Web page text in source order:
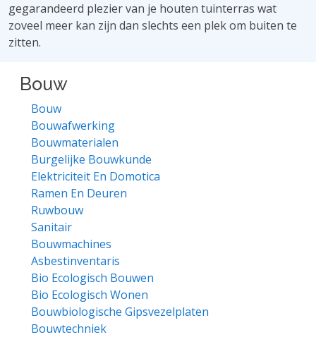
gegarandeerd plezier van je houten tuinterras wat
zoveel meer kan zijn dan slechts een plek om buiten te
zitten.
Bouw
Bouw
Bouwafwerking
Bouwmaterialen
Burgelijke Bouwkunde
Elektriciteit En Domotica
Ramen En Deuren
Ruwbouw
Sanitair
Bouwmachines
Asbestinventaris
Bio Ecologisch Bouwen
Bio Ecologisch Wonen
Bouwbiologische Gipsvezelplaten
Bouwtechniek